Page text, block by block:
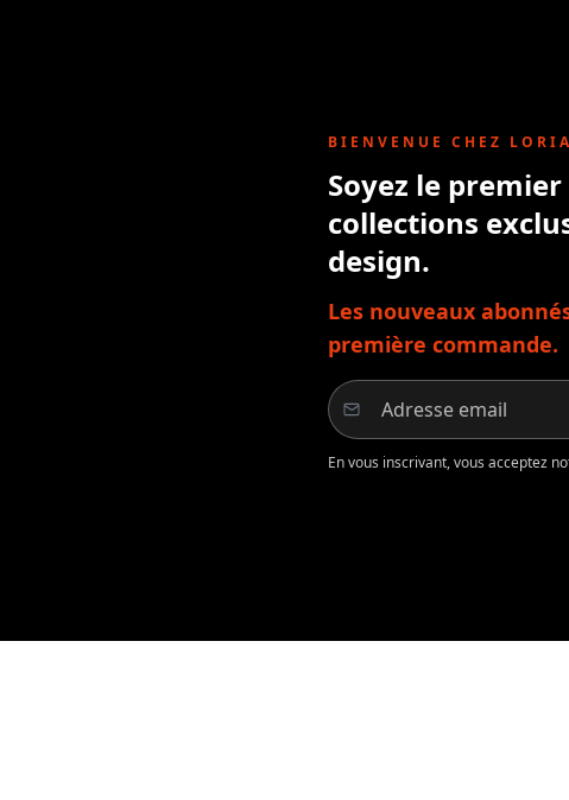
BIENVENUE CHEZ
Soyez le
collections
design.
Les nouveaux
première commande.
En vous inscrivant, vous acceptez